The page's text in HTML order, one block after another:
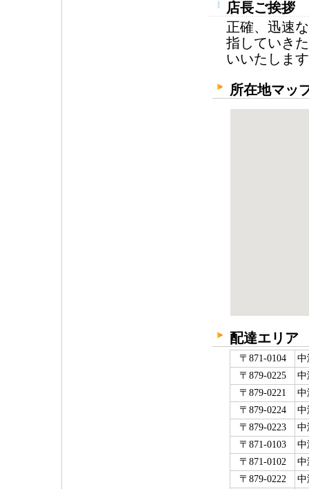
店長ご挨拶
正確、迅速
指していき
いいたしま
所在地マッ
配達エリア
〒871-0104
中
〒879-0225
中
〒879-0221
中
〒879-0224
中
〒879-0223
中
〒871-0103
中
〒871-0102
中
〒879-0222
中